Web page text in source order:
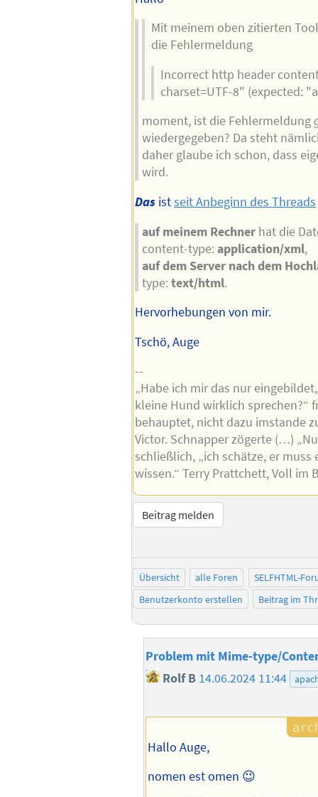
Mit meinem oben zitierten
die Fehlermeldung
Incorrect http header
charset=UTF-8" (expected:
moment, ist die Fehlermeldung
wiedergegeben? Da steht
daher glaube ich schon, dass
wird.
Das istseit Anbeginn des Threads
auf meinem Rechnerhat die
content-type: application/xml,
auf dem Server nach dem
type: text/html.
Hervorhebungen von mir.
Tschö, Auge
--
„Habe ich mir das nur
kleine Hund wirklich sprechen?“
behauptet, nicht dazu imstande
Victor. Schnapper zögerte (…)
schließlich, „ich schätze, er muss
wissen.“ Terry Prattchett, Voll im
Beitrag melden
Übersicht alle Foren
SELFHTML-
Benutzerkonto erstellen
Beitrag im
Problem mit Mime-type/
Rolf B 14.06.2024 11:44
Hallo Auge,
nomen est omen 😉